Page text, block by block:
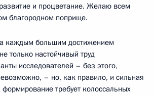
и процветание. Желаю всем
благородном поприще.
каждым большим достижением
только настойчивый труд
исследователей – без этого,
– но, как правило, и сильная
требует колоссальных